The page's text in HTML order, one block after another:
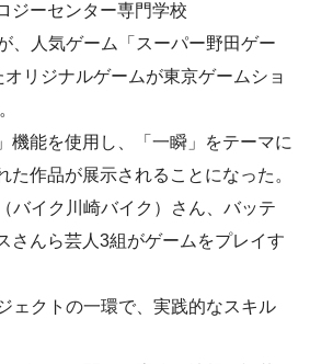
ジーセンター専門学校
、人気ゲーム「スーパー野田ゲー
リジナルゲームが東京ゲームショ
機能を使用し、「一瞬」をテーマに
た作品が展示されることになった。
バイク川崎バイク）さん、バッテ
さんら芸人3組がゲームをプレイす
ェクトの一環で、実践的なスキル